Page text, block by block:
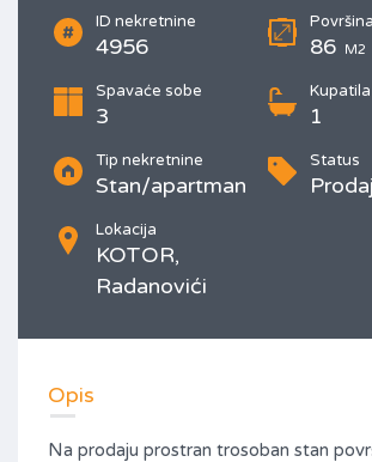
ID nekretnine
4956
Površina
86 M2
Spavaće sobe
3
Kupatila
1
Tip nekretnine
Stan/apartman
Status
Lokacija
KOTOR,
Radanovići
Opis
Na prodaju prostran trosoban stan